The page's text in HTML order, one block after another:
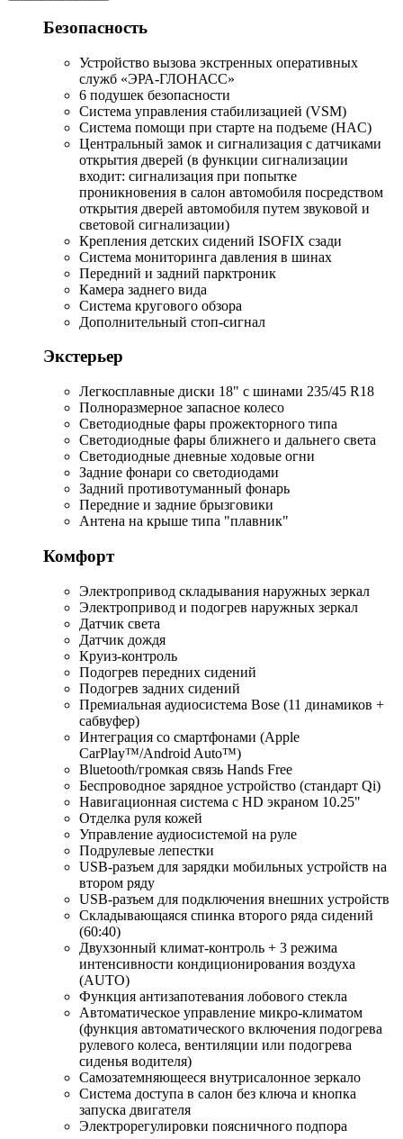
Безопасность
Устройство вызова экстренных оперативных
служб «ЭРА-ГЛОНАСС»
6 подушек безопасности
Система управления стабилизацией (VSM)
Система помощи при старте на подъеме (HAC)
Центральный замок и сигнализация с датчиками
открытия дверей (в функции сигнализации
входит: сигнализация при попытке
проникновения в салон автомобиля посредством
открытия дверей автомобиля путем звуковой и
световой сигнализации)
Крепления детских сидений ISOFIX сзади
Система мониторинга давления в шинах
Передний и задний парктроник
Камера заднего вида
Система кругового обзора
Дополнительный стоп-сигнал
Экстерьер
Легкосплавные диски 18" с шинами 235/45 R18
Полноразмерное запасное колесо
Светодиодные фары прожекторного типа
Светодиодные фары ближнего и дальнего света
Светодиодные дневные ходовые огни
Задние фонари со светодиодами
Задний противотуманный фонарь
Передние и задние брызговики
Антена на крыше типа "плавник"
Комфорт
Электропривод складывания наружных зеркал
Электропривод и подогрев наружных зеркал
Датчик света
Датчик дождя
Круиз-контроль
Подогрев передних сидений
Подогрев задних сидений
Премиальная аудиосистема Bose (11 динамиков +
сабвуфер)
Интеграция со смартфонами (Apple
CarPlay™/Android Auto™)
Bluetooth/громкая связь Hands Free
Беспроводное зарядное устройство (стандарт Qi)
Навигационная система с HD экраном 10.25"
Отделка руля кожей
Управление аудиосистемой на руле
Подрулевые лепестки
USB-разъем для зарядки мобильных устройств на
втором ряду
USB-разъем для подключения внешних устройств
Складывающаяся спинка второго ряда сидений
(60:40)
Двухзонный климат-контроль + 3 режима
интенсивности кондиционирования воздуха
(AUTO)
Функция антизапотевания лобового стекла
Автоматическое управление микро-климатом
(функция автоматического включения подогрева
рулевого колеса, вентиляции или подогрева
сиденья водителя)
Самозатемняющееся внутрисалонное зеркало
Система доступа в салон без ключа и кнопка
запуска двигателя
Электрорегулировки поясничного подпора